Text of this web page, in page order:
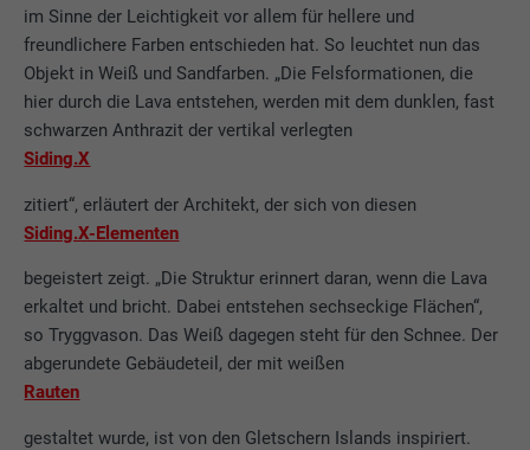
im Sinne der Leichtigkeit vor allem für hellere und
freundlichere Farben entschieden hat. So leuchtet nun das
Objekt in Weiß und Sandfarben. „Die Felsformationen, die
hier durch die Lava entstehen, werden mit dem dunklen, fast
schwarzen Anthrazit der vertikal verlegten
Siding.X
zitiert“, erläutert der Architekt, der sich von diesen
Siding.X-Elementen
begeistert zeigt. „Die Struktur erinnert daran, wenn die Lava
erkaltet und bricht. Dabei entstehen sechseckige Flächen“,
so Tryggvason. Das Weiß dagegen steht für den Schnee. Der
abgerundete Gebäudeteil, der mit weißen
Rauten
gestaltet wurde, ist von den Gletschern Islands inspiriert.